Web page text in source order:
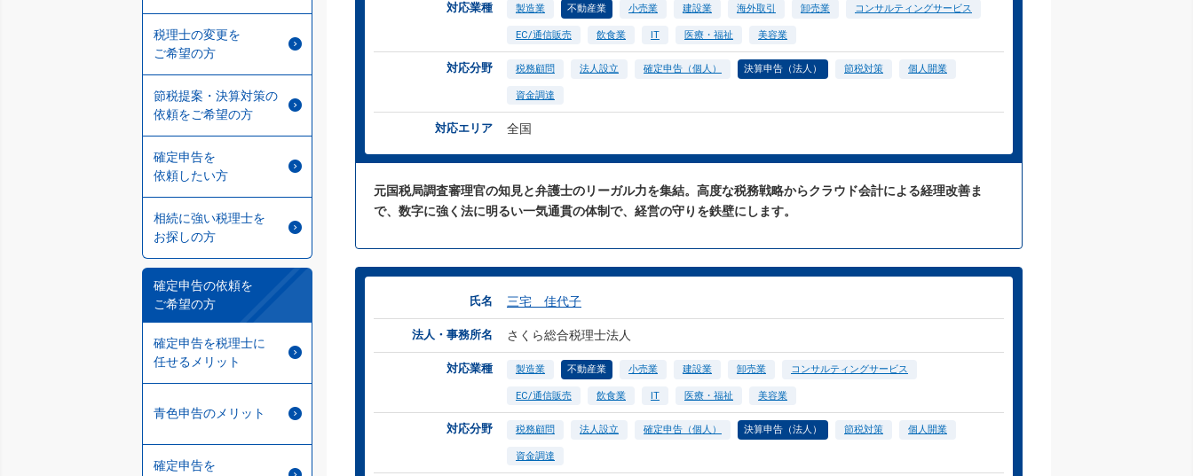
税理士の変更を
ご希望の方
節税提案・決算対策の
依頼をご希望の方
確定申告を
依頼したい方
相続に強い税理士を
お探しの方
確定申告の依頼を
ご希望の方
確定申告を税理士に
任せるメリット
青色申告のメリット
確定申告を
対応業種 製造業 不動産業 小売業 建設業 海外取引 卸売業 コンサルティングサービス
EC/通信販売 飲食業 IT 医療・福祉 美容業
対応分野 税務顧問 法人設立 確定申告（個人） 決算申告（法人） 節税対策 個人開業
資金調達
対応エリア 全国
元国税局調査審理官の知見と弁護士のリーガル力を集結。高度な税務戦略からクラウド会計による経理改善ま
で、数字に強く法に明るい一気通貫の体制で、経営の守りを鉄壁にします。
氏名 三宅 佳代子
法人・事務所名 さくら総合税理士法人
対応業種 製造業 不動産業 小売業 建設業 卸売業 コンサルティングサービス
EC/通信販売 飲食業 IT 医療・福祉 美容業
対応分野 税務顧問 法人設立 確定申告（個人） 決算申告（法人） 節税対策 個人開業
資金調達